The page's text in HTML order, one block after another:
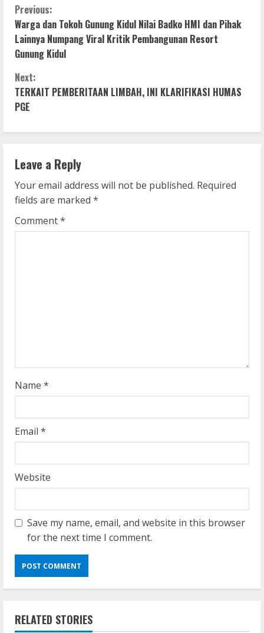
C
o
n
t
i
n
u
e
R
e
g
Previous:
Warga dan Tokoh Gunung Kidul Nilai Badko HMI dan Pihak
Lainnya Numpang Viral Kritik Pembangunan Resort
Gunung Kidul
Next:
TERKAIT PEMBERITAAN LIMBAH, INI KLARIFIKASI HUMAS
PGE
Leave a Reply
Your email address will not be published. Required
fields are marked *
Comment*
Name *
Email *
Website
Save my name, email, and website in this browser
for the next time I comment.
RELATED STORIES